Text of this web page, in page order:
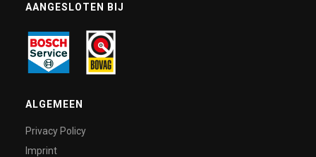
AANGESLOTEN BIJ
ALGEMEEN
Privacy Policy
Imprint